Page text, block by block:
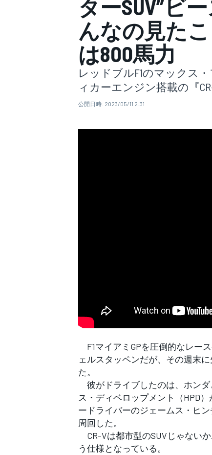
スーパーフォーミュラ
フォーミュラE
ターSUV”ビ
んなの見た
は800馬力
レッドブルF1のマックス
ィカーエンジン搭載の『
公開日時: 2023/05/11 2:31
F1マイアミGPを圧倒的なレー
ェルスタッペンだが、その週末
た。
彼がドライブしたのは、ホン
ス・ディベロップメント（HPD
ードライバーのジェームス・ヒ
周回した。
CR-Vは都市型のSUVじゃない
う仕様となっている。